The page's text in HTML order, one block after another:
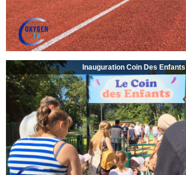
Inauguration Coin Des Enfants